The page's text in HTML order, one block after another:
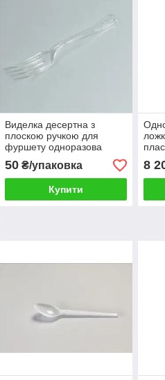
Виделка десертна з
плоскою ручкою для
фуршету одноразова
склопластик 100 мм
прозора упаковка 20 шт
50₴/упаковка
Купити
8